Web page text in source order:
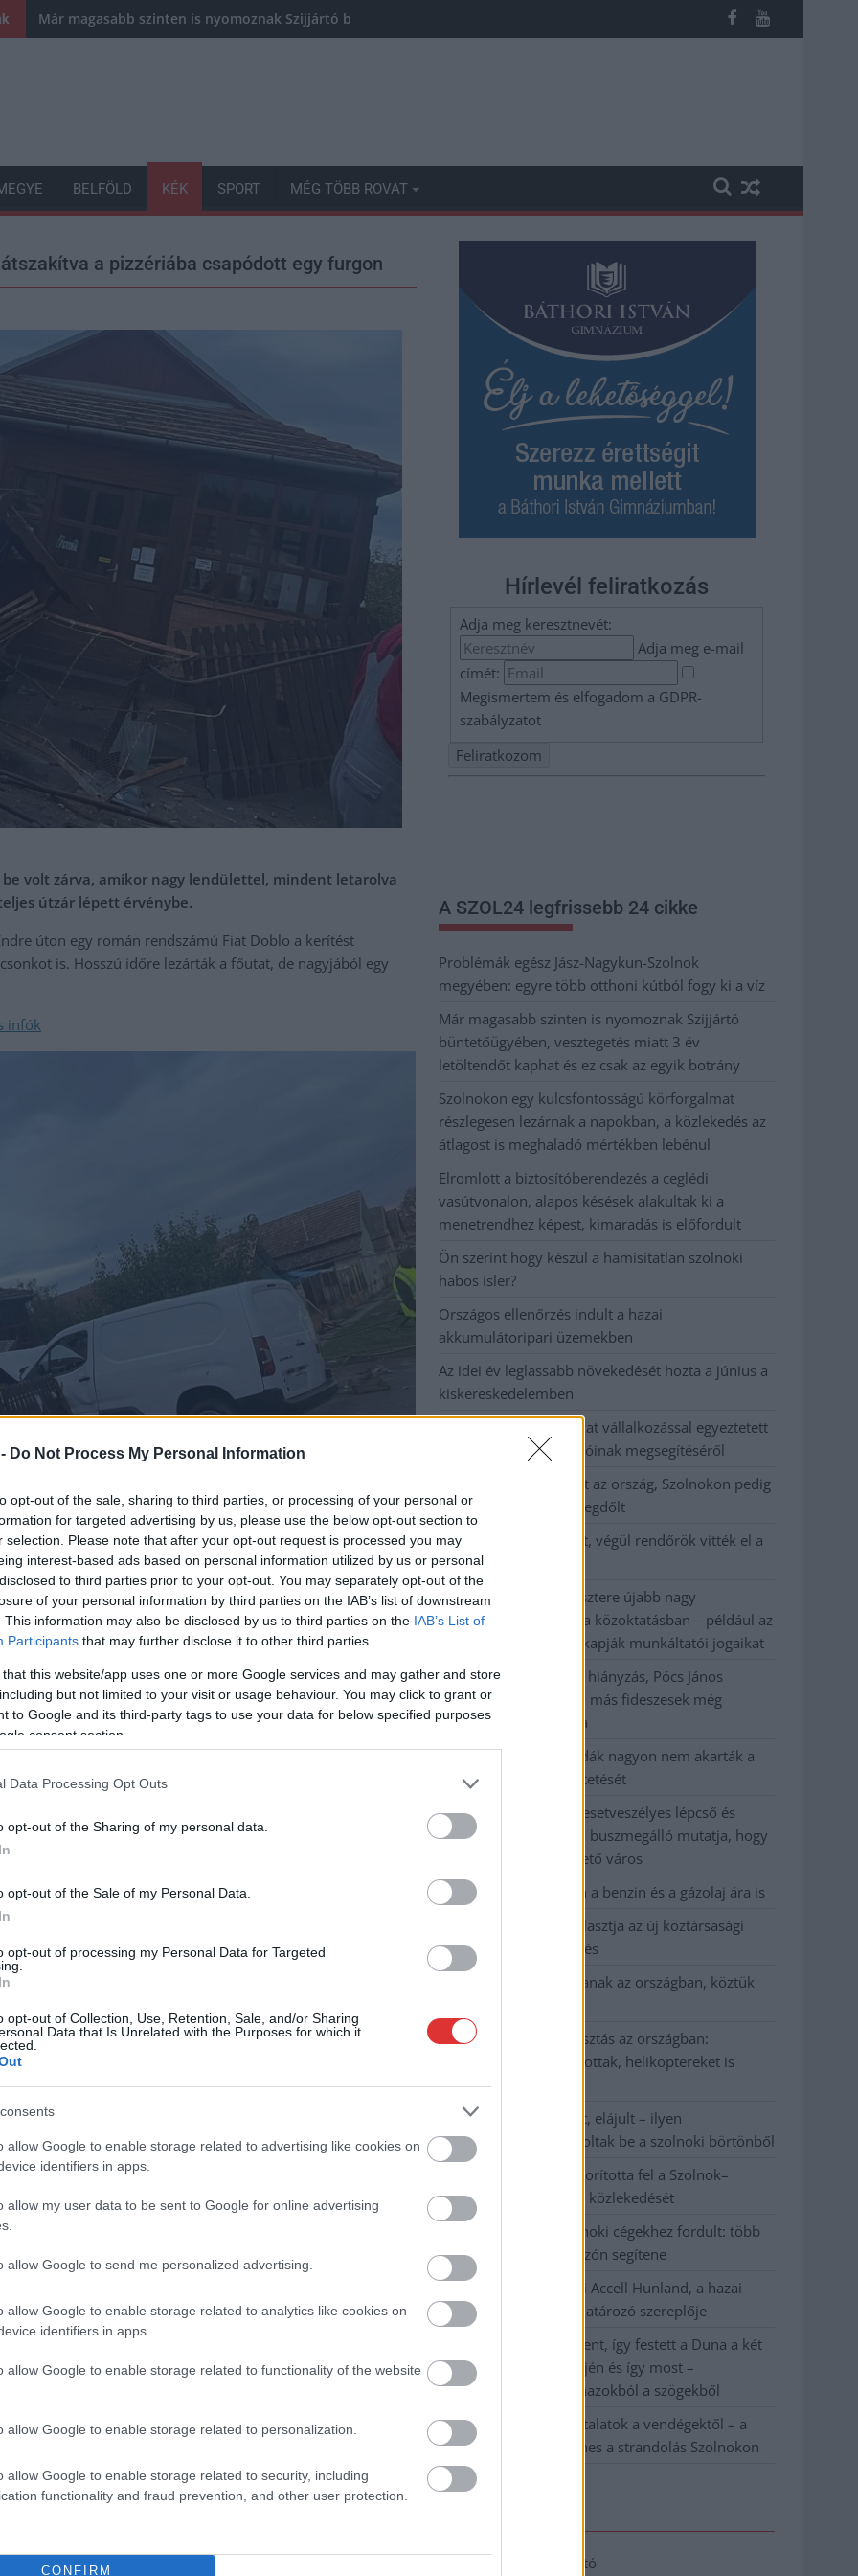
Do Not Process My Personal Information
opt-out of the sale, sharing to third parties, or processing of your personal or
for targeted advertising by us, please use the below opt-out section to
selection. Please note that after your opt-out request is processed you may
interest-based ads based on personal information utilized by us or personal
to third parties prior to your opt-out. You may separately opt-out of the
of your personal information by third parties on the IAB’s list of downstream
This information may also be disclosed by us to third parties on the IAB’s List of
Participants that may further disclose it to other third parties.
that this website/app uses one or more Google services and may gather and store
but not limited to your visit or usage behaviour. You may click to grant or
to Google and its third-party tags to use your data for below specified purposes
consent section.
Data Processing Opt Outs
opt-out of the Sharing of my personal data.
opt-out of the Sale of my Personal Data.
opt-out of processing my Personal Data for Targeted
opt-out of Collection, Use, Retention, Sale, and/or Sharing
Data that Is Unrelated with the Purposes for which it
allow Google to enable storage related to advertising like cookies on
identifiers in apps.
allow my user data to be sent to Google for online advertising
allow Google to send me personalized advertising.
allow Google to enable storage related to analytics like cookies on
identifiers in apps.
allow Google to enable storage related to functionality of the website
allow Google to enable storage related to personalization.
allow Google to enable storage related to security, including
functionality and fraud prevention, and other user protection.
CONFIRM
Már magasabb szinten is nyomoznak Szijjártó büntetőügyében, vesztegetés miatt 3 év letöltendőt kaphat és ez csak az
BELFÖLD KÉK SPORT MÉG TÖBB ROVAT
a pizzériába csapódott egy furgon
be volt zárva, amikor nagy lendülettel, mindent letarolva
útzár lépett érvénybe.
úton egy román rendszámú Fiat Doblo a kerítést
is. Hosszú időre lezárták a főutat, de nagyjából egy
infók
elkerülné a propagandát,iratkozzon fel
kattintson ideés csatlakozzon
,kerítés, pizzéria,
Nem kell mindenben egyetérteni, de együtt kell
szol24.hu
köztük Karcagon
és az elhúzódó
országszerte tarló-,
riasztják a
Szolnokon
reggel Szolnokon, ugyanis egy nagy
Kék hírek
Hírlevél feliratkozás
Adja meg keresztnevét:
Adja meg e-mail
címét:
Megismertem és elfogadom a GDPR-
szabályzatot
A SZOL24 legfrissebb 24 cikke
Problémák egész Jász-Nagykun-Szolnok
megyében: egyre több otthoni kútból fogy ki a víz
Már magasabb szinten is nyomoznak Szijjártó
büntetőügyében, vesztegetés miatt 3 év
letöltendőt kaphat és ez csak az egyik botrány
Szolnokon egy kulcsfontosságú körforgalmat
részlegesen lezárnak a napokban, a közlekedés az
átlagost is meghaladó mértékben lebénul
Elromlott a biztosítóberendezés a ceglédi
vasútvonalon, alapos késések alakultak ki a
menetrendhez képest, kimaradás is előfordult
Ön szerint hogy készül a hamisítatlan szolnoki
habos isler?
Országos ellenőrzés indult a hazai
akkumulátoripari üzemekben
Az idei év leglassabb növekedését hozta a június a
kiskereskedelemben
Györfi Mihály több tucat vállalkozással egyeztetett
a kerékpárgyár dolgozóinak megsegítéséről
41 fok fölé forrósodott az ország, Szolnokon pedig
egy másik rekord is megdőlt
Egy telefonhívást akart, végül rendőrök vitték el a
mezőtúri férfit
A Tisza kormány minisztere újabb nagy
változásokról döntött a közoktatásban – például az
iskolaigazgatók visszakapják munkáltatói jogaikat
Sok volt az igazolatlan hiányzás, Pócs János
fizetéslevonást kapott, más fideszesek még
kevesebbet vittek haza
A Szolnok megyei gazdák nagyon nem akarták a
JÉGER további üzemeltetését
Csendélet 5.0: alig balesetveszélyes lépcső és
remek állapotban levő buszmegálló mutatja, hogy
Szolnok mennyire élhető város
Pénteken újra csökken a benzin és a gázolaj ára is
Napokon belül megválasztja az új köztársasági
elnököt az Országgyűlés
Kiterjedt tüzek pusztítanak az országban, köztük
Harmadfokú hőségriasztás az országban:
Szolnokon klímát javítottak, helikoptereket is
bevetettek a tüzeknél
A zárkában rosszul lett, elájult – ilyen
körülményekről számoltak be a szolnoki börtönből
Váratlan fennakadás borította fel a Szolnok–
Kecskemét vasútvonal közlekedését
A polgármester a szolnoki cégekhez fordult: több
száz elbocsátott dolgozón segítene
Csődbe ment a tószegi Accell Hunland, a hazai
kerékpárgyártás meghatározó szereplője
Egyszer fent, egyszer lent, így festett a Duna a két
évvel ezelőtti árvíz idején és így most –
fotógyűjtemény ugyanazokból a szögekből
Ilyenek eddig a tapasztalatok a vendégektől – a
hőhullám miatt ingyenes a strandolás Szolnokon
Adatkezelési tájékoztató